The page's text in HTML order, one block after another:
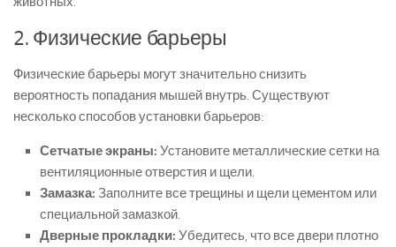
2. Физические барьеры
Физические барьеры могут значительно снизить
вероятность попадания мышей внутрь. Существуют
несколько способов установки барьеров:
Сетчатые экраны: Установите металлические сетки на
вентиляционные отверстия и щели.
Замазка: Заполните все трещины и щели цементом или
специальной замазкой.
Дверные прокладки: Убедитесь, что все двери плотно